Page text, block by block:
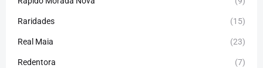
Raridades (15)
Real Maia (23)
Redentora (7)